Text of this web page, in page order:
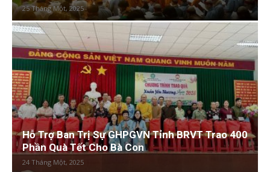
25 Tháng Một, 2025
Hỗ Trợ Ban Trị Sự GHPGVN Tỉnh BRVT Trao 400
Phần Quà Tết Cho Bà Con
24 Tháng Một, 2025